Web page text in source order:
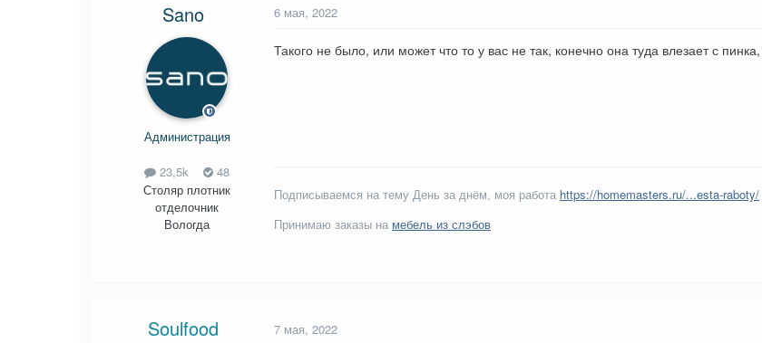
Sano
Администрация
23,5k
48
Столяр плотник
отделочник
Вологда
6 мая, 2022
Такого не было, или может что то у вас не так, конечно она туда влезает с
Подписываемся на тему День за днём, моя работа https://homemasters.ru/...esta-raboty/
Принимаю заказы на мебель из слэбов
Soulfood 7 мая, 2022